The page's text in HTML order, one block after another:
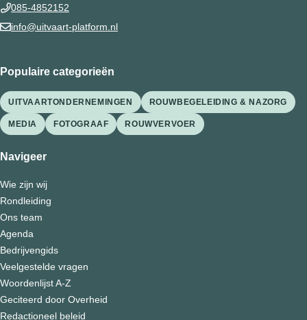
085-4852152
info@uitvaart-platform.nl
Populaire categorieën
UITVAARTONDERNEMINGEN ROUWBEGELEIDING & NAZORG
MEDIA FOTOGRAAF ROUWVERVOER
Navigeer
Wie zijn wij
Rondleiding
Ons team
Agenda
Bedrijvengids
Veelgestelde vragen
Woordenlijst A-Z
Geciteerd door Overheid
Redactioneel beleid